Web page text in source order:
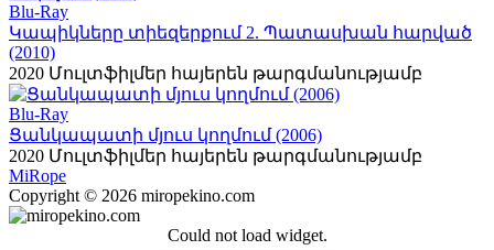
Blu-Ray
Կապիկները տիեզերքում 2. Պատասխան հարված
(2010)
2020 Մուլտֆիլմեր հայերեն թարգմանությամբ
Blu-Ray
Ցանկապատի մյուս կողմում (2006)
2020 Մուլտֆիլմեր հայերեն թարգմանությամբ
MiRope
Copyright © 2026 miropekino.com
Could not load widget.